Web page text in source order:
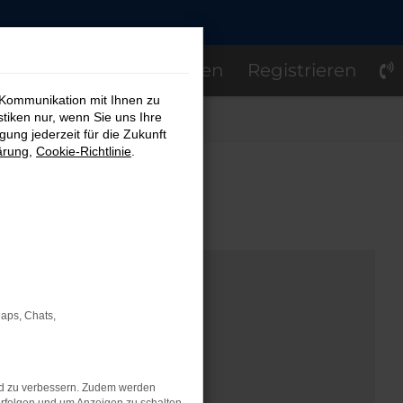
Einloggen Registrieren
mit Ihnen zu
nur, wenn Sie uns Ihre
jederzeit für die Zukunft
Cookie-Richtlinie
Chats,
zu verbessern. Zudem werden